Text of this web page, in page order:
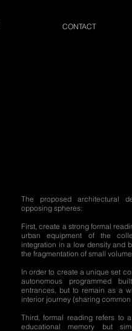
CONTACT
The proposed architectural
opposing spheres:
First, create a strong formal
urban equipment of the
integration in a low density and
the fragmentation of small
In order to create a unique set
autonomous programmed
entrances, but to remain as a
interior journey (sharing common
Third, formal reading refers to
educational memory but